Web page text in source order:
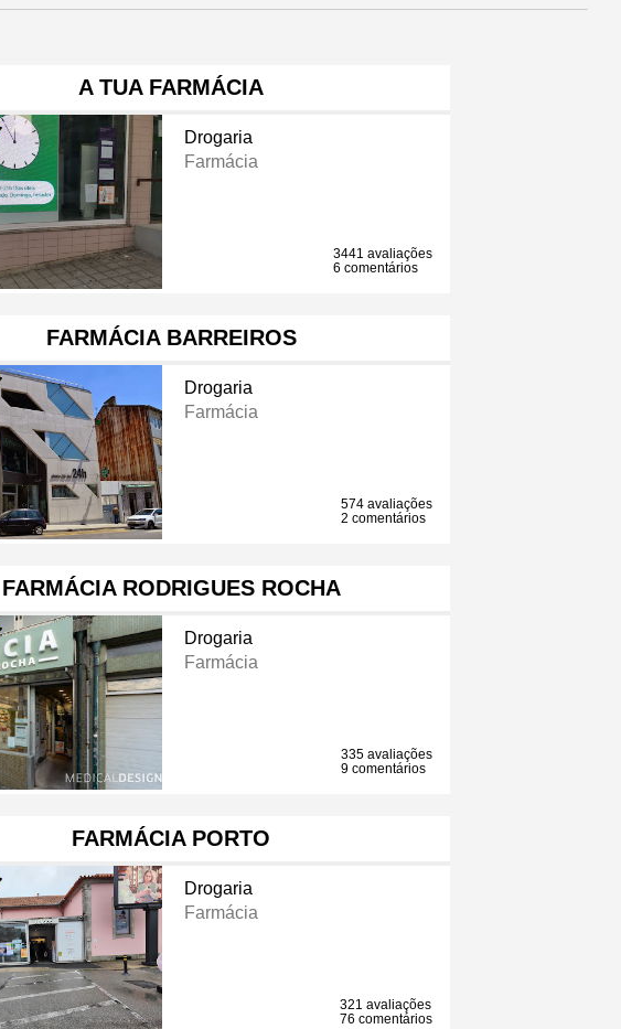
A TUA FARMÁCIA
Drogaria
Farmácia
3441 avaliações
6 comentários
FARMÁCIA BARREIROS
Drogaria
Farmácia
574 avaliações
2 comentários
FARMÁCIA RODRIGUES ROCHA
Drogaria
Farmácia
335 avaliações
9 comentários
FARMÁCIA PORTO
Drogaria
Farmácia
321 avaliações
76 comentários